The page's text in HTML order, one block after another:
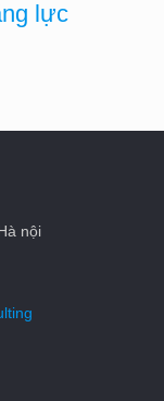
lực
nội